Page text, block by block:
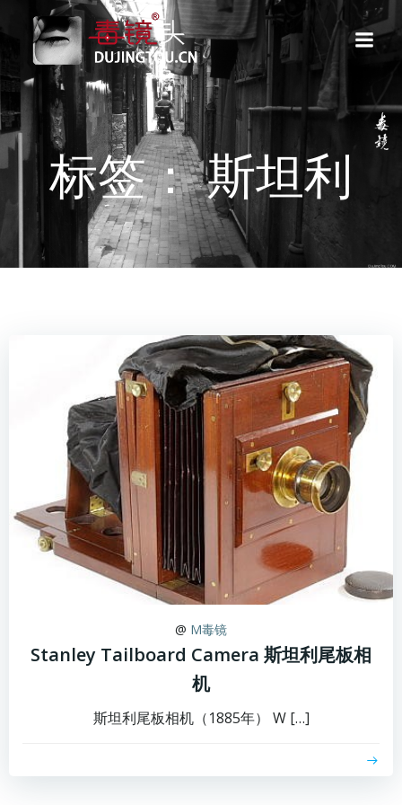
转
到
内
容
标签： 斯坦利
@ M毒镜
Stanley Tailboard Camera 斯坦利尾板相
机
斯坦利尾板相机（1885年） W […]